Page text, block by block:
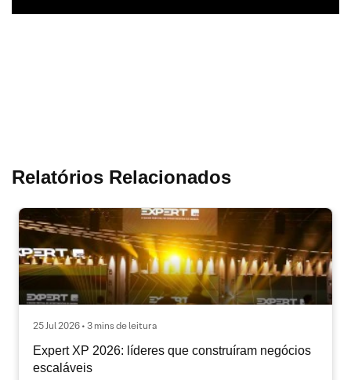
Relatórios Relacionados
25 Jul 2026 • 3 mins de leitura
Expert XP 2026: líderes que construíram negócios
escaláveis